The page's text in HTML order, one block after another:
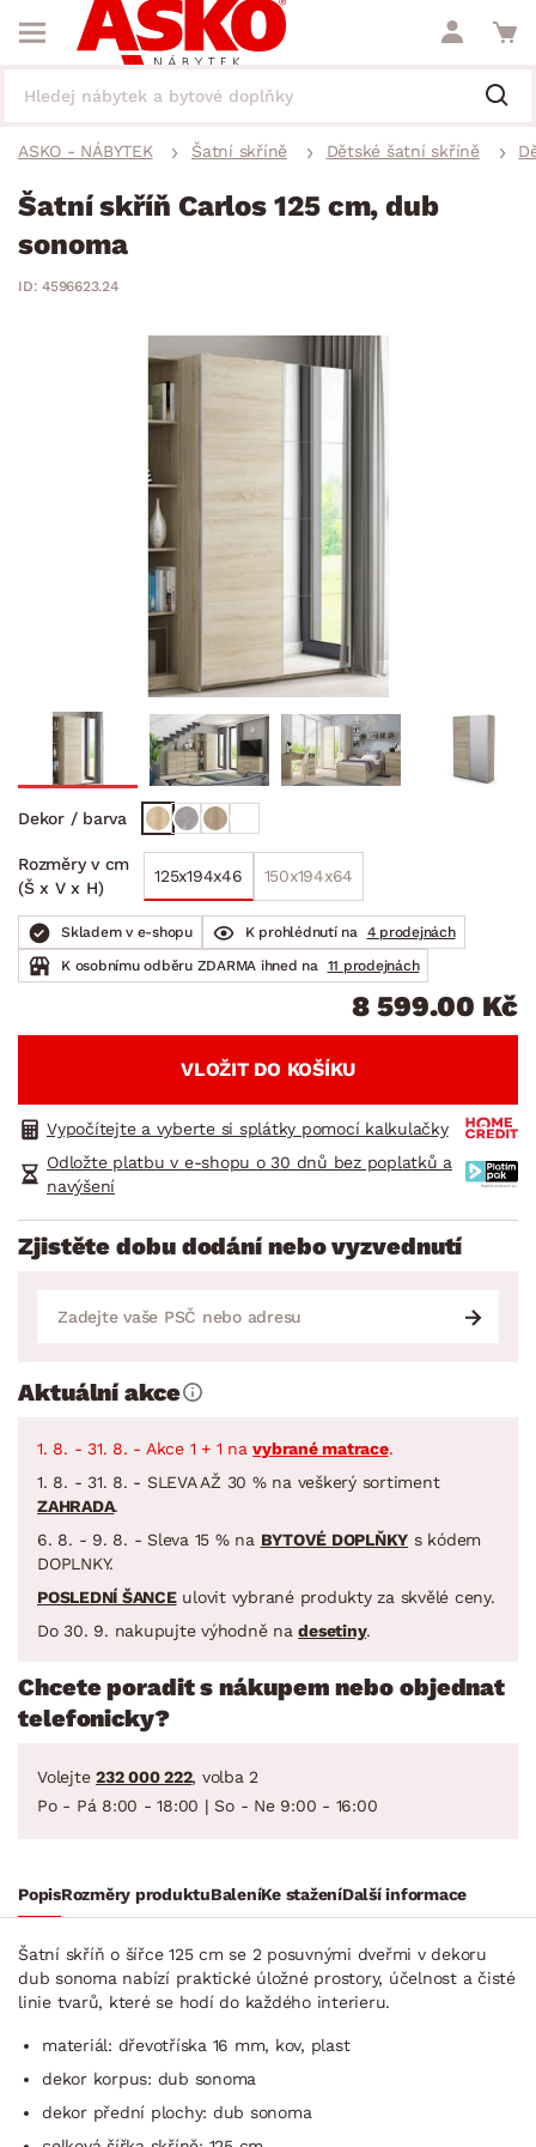
ASKO - NÁBYTEK Šatní skříně Dětské šatní skříně
Šatní skříň Carlos 125 cm, dub
sonoma
ID: 4596623.24
Dekor / barva
Rozměry v cm
(Š x V x H)
125x194x46 150x194x64
Skladem v e-shopu K prohlédnutí na
4 prodejnách
K osobnímu odběru ZDARMA ihned na
11 prodejnách
8 599.00 Kč
VLOŽIT DO KOŠÍKU
Vypočítejte a vyberte si splátky pomocí kalkulačky
Odložte platbu v e-shopu o 30 dnů bez poplatků a
navýšení
Zjistěte dobu dodání nebo vyzvednutí
Aktuální akce
1. 8. - 31. 8. - Akce 1 + 1 navybrané matrace.
1. 8. - 31. 8. - SLEVA AŽ 30 % na veškerý sortiment
ZAHRADA.
6. 8. - 9. 8. - Sleva 15 % na BYTOVÉ DOPLŇKY s kódem
DOPLNKY.
POSLEDNÍ ŠANCEulovit vybrané produkty za skvělé ceny.
Do 30. 9. nakupujte výhodně nadesetiny.
Chcete poradit s nákupem nebo objednat
telefonicky?
Volejte 232 000 222, volba 2
Po - Pá 8:00 - 18:00 | So - Ne 9:00 - 16:00
PopisRozměry produktuBaleníKe staženíDalší informace
Šatní skříň o šířce 125 cm se 2 posuvnými dveřmi v dekoru
dub sonoma nabízí praktické úložné prostory, účelnost a čisté
linie tvarů, které se hodí do každého interieru.
materiál: dřevotříska 16 mm, kov, plast
dekor korpus: dub sonoma
dekor přední plochy: dub sonoma